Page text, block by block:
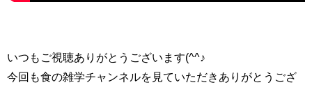
いつもご視聴ありがとうございます(^^♪
今回も食の雑学チャンネルを見ていただきありがとうござ